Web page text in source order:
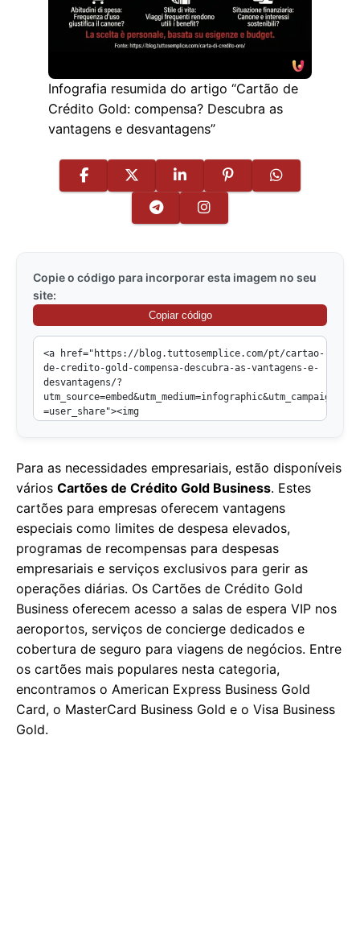
Infografia resumida do artigo “Cartão de
Crédito Gold: compensa? Descubra as
vantagens e desvantagens”
Copie o código para incorporar esta imagem no seu
site:
Copiar código
Para as necessidades empresariais, estão disponíveis
vários Cartões de Crédito Gold Business. Estes
cartões para empresas oferecem vantagens
especiais como limites de despesa elevados,
programas de recompensas para despesas
empresariais e serviços exclusivos para gerir as
operações diárias. Os Cartões de Crédito Gold
Business oferecem acesso a salas de espera VIP nos
aeroportos, serviços de concierge dedicados e
cobertura de seguro para viagens de negócios. Entre
os cartões mais populares nesta categoria,
encontramos o American Express Business Gold
Card, o MasterCard Business Gold e o Visa Business
Gold.